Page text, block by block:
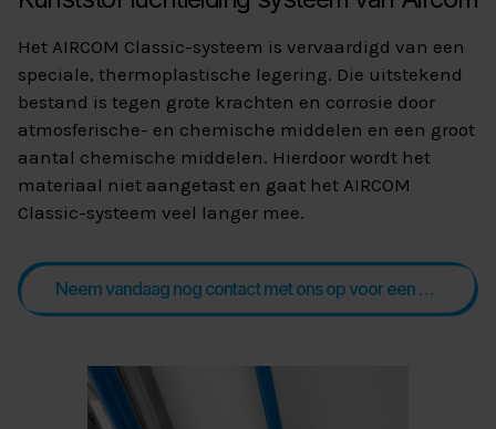
Het AIRCOM Classic-systeem is vervaardigd van een
speciale, thermoplastische legering. Die uitstekend
bestand is tegen grote krachten en corrosie door
atmosferische- en chemische middelen en een groot
aantal chemische middelen. Hierdoor wordt het
materiaal niet aangetast en gaat het AIRCOM
Classic-systeem veel langer mee.
Neem vandaag nog contact met ons op voor een adviesgesprek